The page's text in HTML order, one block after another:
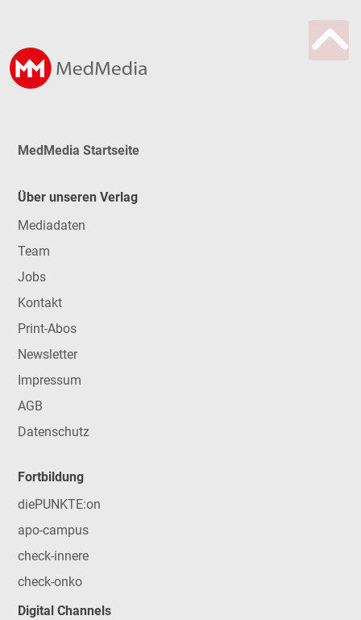
MedMedia Startseite
Über unseren Verlag
Mediadaten
Team
Jobs
Kontakt
Print-Abos
Newsletter
Impressum
AGB
Datenschutz
Fortbildung
diePUNKTE:on
apo-campus
check-innere
check-onko
Digital Channels